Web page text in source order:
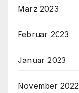
März 2023
Februar 2023
Januar 2023
November 2022